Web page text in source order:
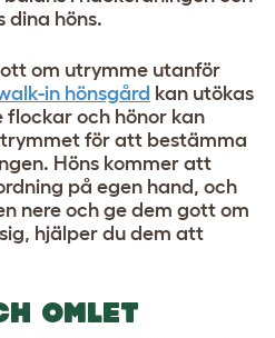
dina höns.
om utrymme utanför
in hönsgård kan utökas
och hönor kan
för att bestämma
Höns kommer att
på egen hand, och
nere och ge dem gott om
hjälper du dem att
OMLET